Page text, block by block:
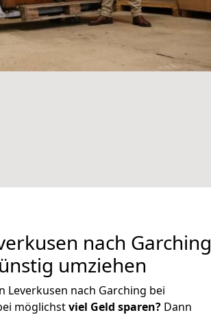
nach Garching
umziehen
Leverkusen nach Garching bei
möglichstviel Geld sparen? Dann